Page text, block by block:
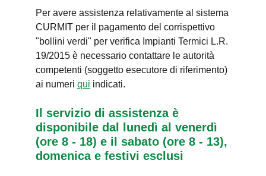
Per avere assistenza relativamente al sistema
CURMIT per il pagamento del corrispettivo
"bollini verdi" per verifica Impianti Termici L.R.
19/2015 è necessario contattare le autorità
competenti (soggetto esecutore di riferimento)
ai numeri qui indicati.
Il servizio di assistenza è
disponibile dal lunedì al venerdì
(ore 8 - 18) e il sabato (ore 8 - 13),
domenica e festivi esclusi